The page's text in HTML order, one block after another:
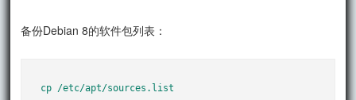
备份Debian 8的软件包列表：
cp /etc/apt/sources.list